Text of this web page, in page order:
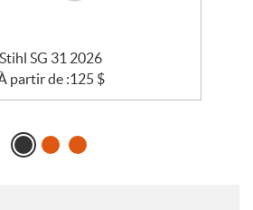
Stihl SG 31 2026
partir de :125 $